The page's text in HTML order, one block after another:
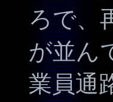
ろで、
が並ん
業員通